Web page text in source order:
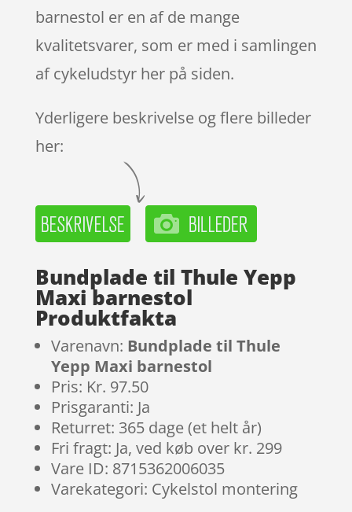
barnestol er en af de mange
kvalitetsvarer, som er med i samlingen
af cykeludstyr her på siden.
Yderligere beskrivelse og flere billeder
her:
Bundplade til Thule Yepp
Maxi barnestol
Produktfakta
Varenavn: Bundplade til Thule
Yepp Maxi barnestol
Pris: Kr. 97.50
Prisgaranti: Ja
Returret: 365 dage (et helt år)
Fri fragt: Ja, ved køb over kr. 299
Vare ID: 8715362006035
Varekategori: Cykelstol montering